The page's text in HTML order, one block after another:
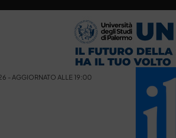
- AGGIORNATO ALLE 19:00